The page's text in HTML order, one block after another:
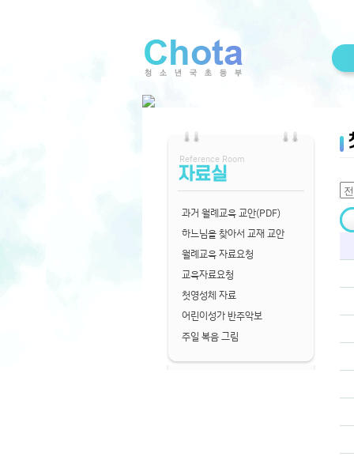
Reference Room
자료실
과거 월례교육 교안(PDF)
하느님을 찾아서 교재 교안
월례교육 자료요청
교육자료요청
첫영성체 자료
어린이성가 반주악보
주일 복음 그림